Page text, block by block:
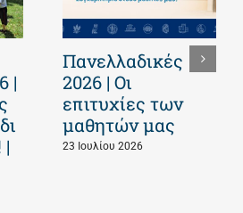
|
|
Πανελλαδικές
2026 | Οι
επιτυχίες των
μαθητών μας
23 Ιουλίου 2026